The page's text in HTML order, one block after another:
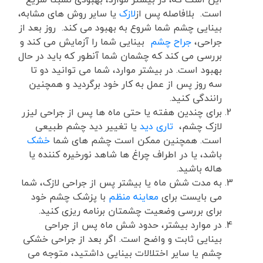
است. بلافاصله پس ازلازک یا سایر روش های مشابه،
بینایی چشم شما شروع به بهبود می کند. روز بعد از
جراحی،جراح چشم بینایی شما را آزمایش می کند و
بررسی می کند که چشمان شما آنطور که باید در حال
بهبود است. در بیشتر موارد، شما می توانید دو تا
سه روز پس از عمل به کار خود برگردید و همچنین
رانندگی کنید.
برای چندین هفته یا حتی ماه ها پس از جراحی لیزر
لازک چشم، تاری دید یا تغییر دید چشم طبیعی
است. همچنین ممکن است چشم های شما خشک
باشد، یا در اطراف چراغ ها شاهد نورخیره کننده یا
هاله باشید.
به مدت شش ماه یا بیشتر پس از جراحی لازک، شما
می بایست برای معاینه منظم با پزشک چشم خود
برای بررسی وضعیت چشمتان برنامه ریزی کنید.
در موارد بیشتر، حدود شش ماه پس از جراحی
بینایی ثابت و واضح است. اگر بعد از جراحی خشکی
چشم یا سایر اختلالات بینایی داشتید، متوجه می